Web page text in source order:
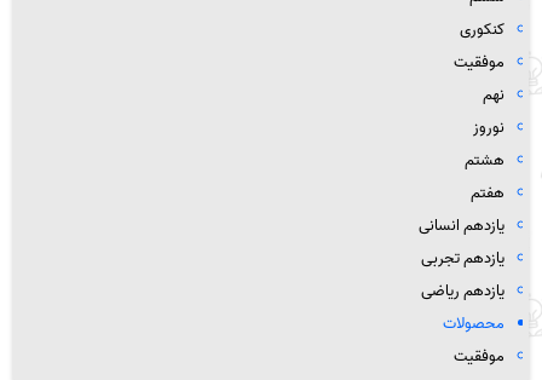
کنکوری
موفقیت
نهم
نوروز
هشتم
هفتم
یازدهم انسانی
یازدهم تجربی
یازدهم ریاضی
محصولات
موفقیت